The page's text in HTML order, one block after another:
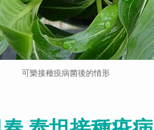
可樂接種疫病菌後的情形